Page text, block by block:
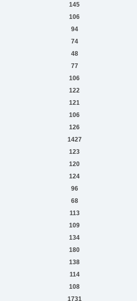
145
106
94
74
48
77
106
122
121
106
126
1427
123
120
124
96
68
113
109
134
180
138
114
108
1731